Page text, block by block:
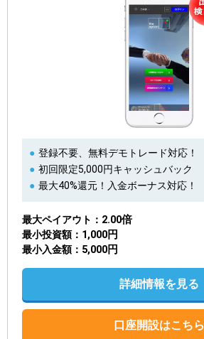
登録不要、無料デモトレード対応！
初回限定5,000円キャッシュバック
最大40%還元！入金ボーナス対応！
最大ペイアウト 2.00倍
最小投資額 1,000円
最小入金額 5,000円
詳細情報を見る
口座開設はこちら